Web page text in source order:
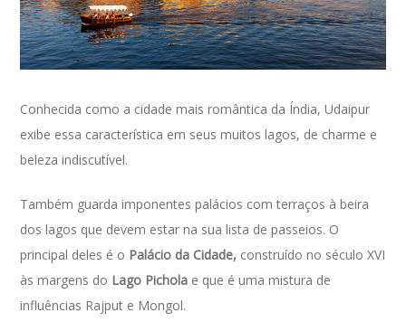
Conhecida como a cidade mais romântica da Índia, Udaipur
exibe essa característica em seus muitos lagos, de charme e
beleza indiscutível.
Também guarda imponentes palácios com terraços à beira
dos lagos que devem estar na sua lista de passeios. O
principal deles é o Palácio da Cidade, construído no século XVI
às margens do Lago Pichola e que é uma mistura de
influências Rajput e Mongol.